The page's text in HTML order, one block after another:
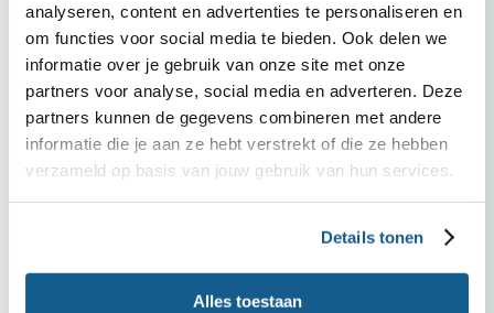
analyseren, content en advertenties te personaliseren en
om functies voor social media te bieden. Ook delen we
informatie over je gebruik van onze site met onze
partners voor analyse, social media en adverteren. Deze
partners kunnen de gegevens combineren met andere
informatie die je aan ze hebt verstrekt of die ze hebben
verzameld op basis van jouw gebruik van hun services.
Details tonen
Alles toestaan
Ui is deze maand in Nederland in het seizoen. Kies
bij voorkeur voor groente met het Biologisch,
Demeter of EKO-NL 3 sterren keurmerk.
Kies bij voorkeur voor magere vis met een
topkeurmerk. MSC/ASC, Fair Trade Certified en Vis
met een groene score op de VISwijzer zijn
Kies bij voorkeur voor zuivelproducten met een
sterren en Beter Leven zijn duurzamere keuzes.